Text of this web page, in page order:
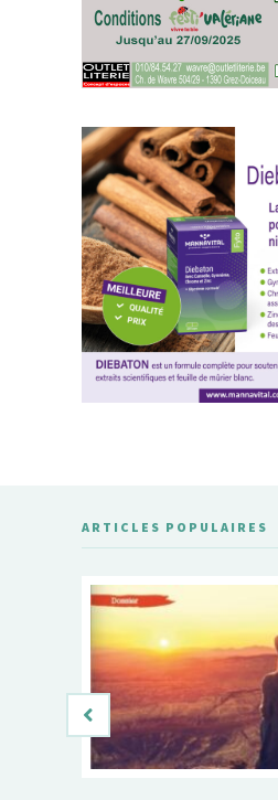
ARTICLES POPULAIRES